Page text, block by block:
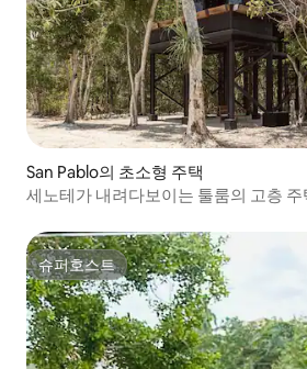
San Pablo의 초소형 주택
세노테가 내려다보이는 툴룸의 고층
슈퍼호스트
슈퍼호스트